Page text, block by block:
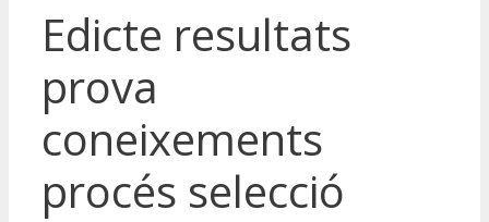
Edicte resultats
prova
coneixements
procés selecció